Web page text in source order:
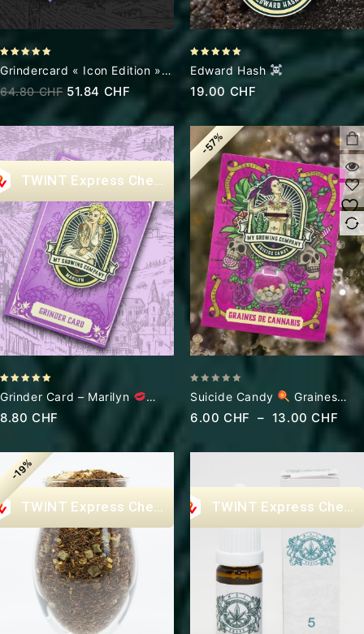
out of 5
Grindercard « Icon Edition » –
La Collection
64.80CHF 51.84 CHF
out of 5
Edward Hash
19.00 CHF
Express Checkout
out of 5
Grinder Card – Marilyn
Exclusif Icon Design
8.80 CHF
-57%
out
of
Suicide Candy
Graines
Cannabis CBD
6.00 CHF – 13.00CHF
-19%
Express Checkout Express